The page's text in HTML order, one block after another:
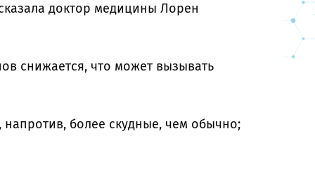
доктор медицины Лорен
снижается, что может вызывать
более скудные, чем обычно;